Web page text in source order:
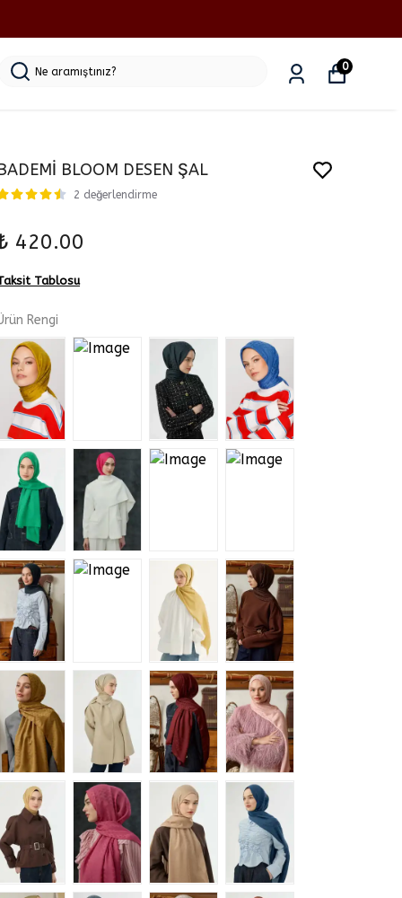
0
BLOOM DESEN ŞAL
2 değerlendirme
420.00
Tablosu
Rengi